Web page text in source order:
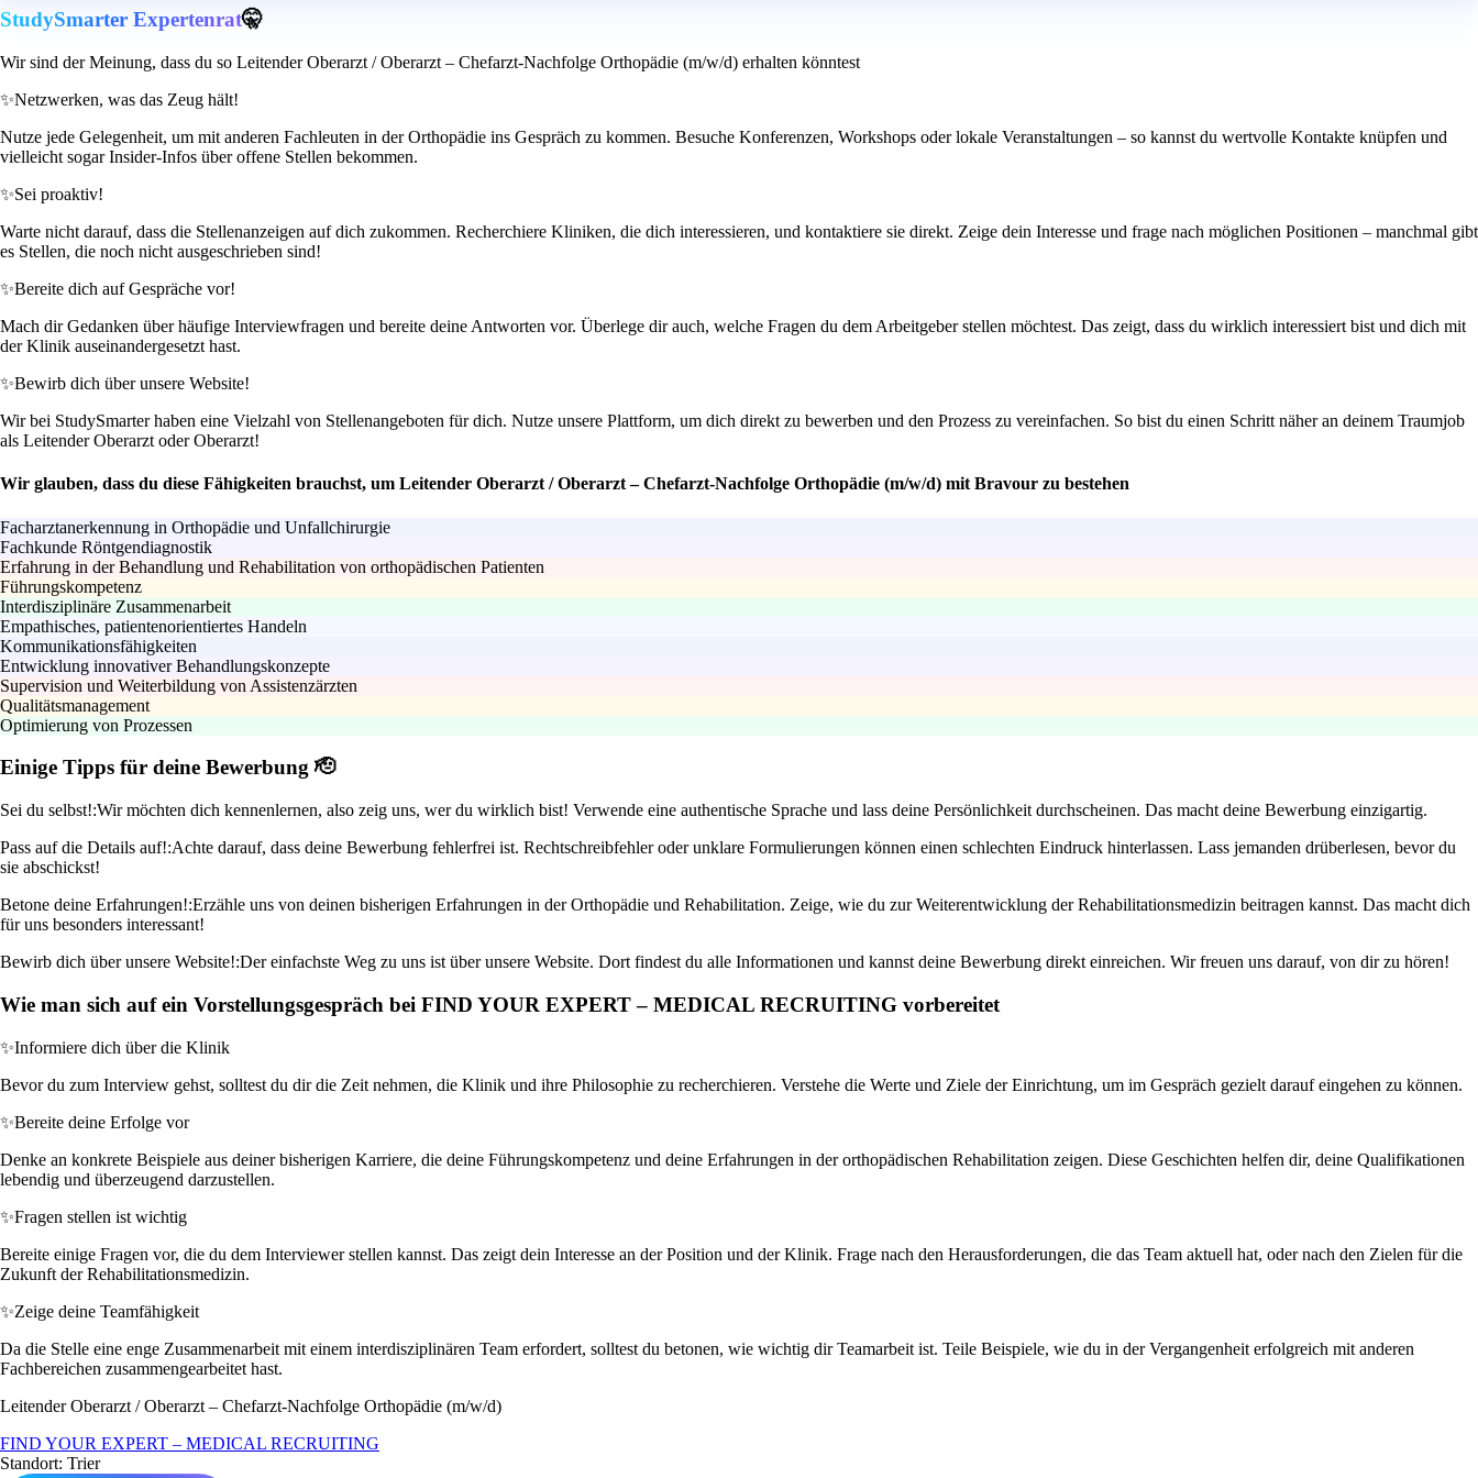
StudySmarter Expertenrat🤫
Wir sind der Meinung, dass du so Leitender Oberarzt / Oberarzt – Chefarzt-Nachfolge Orthopädie (m/w/d) erhalten könntest
✨Netzwerken, was das Zeug hält!
Nutze jede Gelegenheit, um mit anderen Fachleuten in der Orthopädie ins Gespräch zu kommen. Besuche Konferenzen, Workshops oder lokale Veranstaltungen – so kannst du wertvolle Kontakte knüpfen und
vielleicht sogar Insider-Infos über offene Stellen bekommen.
✨Sei proaktiv!
Warte nicht darauf, dass die Stellenanzeigen auf dich zukommen. Recherchiere Kliniken, die dich interessieren, und kontaktiere sie direkt. Zeige dein Interesse und frage nach möglichen Positionen – manchmal gibt
es Stellen, die noch nicht ausgeschrieben sind!
✨Bereite dich auf Gespräche vor!
Mach dir Gedanken über häufige Interviewfragen und bereite deine Antworten vor. Überlege dir auch, welche Fragen du dem Arbeitgeber stellen möchtest. Das zeigt, dass du wirklich interessiert bist und dich mit
der Klinik auseinandergesetzt hast.
✨Bewirb dich über unsere Website!
Wir bei StudySmarter haben eine Vielzahl von Stellenangeboten für dich. Nutze unsere Plattform, um dich direkt zu bewerben und den Prozess zu vereinfachen. So bist du einen Schritt näher an deinem Traumjob
als Leitender Oberarzt oder Oberarzt!
Wir glauben, dass du diese Fähigkeiten brauchst, um Leitender Oberarzt / Oberarzt – Chefarzt-Nachfolge Orthopädie (m/w/d) mit Bravour zu bestehen
Facharztanerkennung in Orthopädie und Unfallchirurgie
Fachkunde Röntgendiagnostik
Erfahrung in der Behandlung und Rehabilitation von orthopädischen Patienten
Führungskompetenz
Interdisziplinäre Zusammenarbeit
Empathisches, patientenorientiertes Handeln
Kommunikationsfähigkeiten
Entwicklung innovativer Behandlungskonzepte
Supervision und Weiterbildung von Assistenzärzten
Qualitätsmanagement
Optimierung von Prozessen
Einige Tipps für deine Bewerbung 🫡
Sei du selbst!:Wir möchten dich kennenlernen, also zeig uns, wer du wirklich bist! Verwende eine authentische Sprache und lass deine Persönlichkeit durchscheinen. Das macht deine Bewerbung einzigartig.
Pass auf die Details auf!:Achte darauf, dass deine Bewerbung fehlerfrei ist. Rechtschreibfehler oder unklare Formulierungen können einen schlechten Eindruck hinterlassen. Lass jemanden drüberlesen, bevor du
sie abschickst!
Betone deine Erfahrungen!:Erzähle uns von deinen bisherigen Erfahrungen in der Orthopädie und Rehabilitation. Zeige, wie du zur Weiterentwicklung der Rehabilitationsmedizin beitragen kannst. Das macht dich
für uns besonders interessant!
Bewirb dich über unsere Website!:Der einfachste Weg zu uns ist über unsere Website. Dort findest du alle Informationen und kannst deine Bewerbung direkt einreichen. Wir freuen uns darauf, von dir zu hören!
Wie man sich auf ein Vorstellungsgespräch bei FIND YOUR EXPERT – MEDICAL RECRUITING vorbereitet
✨Informiere dich über die Klinik
Bevor du zum Interview gehst, solltest du dir die Zeit nehmen, die Klinik und ihre Philosophie zu recherchieren. Verstehe die Werte und Ziele der Einrichtung, um im Gespräch gezielt darauf eingehen zu können.
✨Bereite deine Erfolge vor
Denke an konkrete Beispiele aus deiner bisherigen Karriere, die deine Führungskompetenz und deine Erfahrungen in der orthopädischen Rehabilitation zeigen. Diese Geschichten helfen dir, deine Qualifikationen
lebendig und überzeugend darzustellen.
✨Fragen stellen ist wichtig
Bereite einige Fragen vor, die du dem Interviewer stellen kannst. Das zeigt dein Interesse an der Position und der Klinik. Frage nach den Herausforderungen, die das Team aktuell hat, oder nach den Zielen für die
Zukunft der Rehabilitationsmedizin.
✨Zeige deine Teamfähigkeit
Da die Stelle eine enge Zusammenarbeit mit einem interdisziplinären Team erfordert, solltest du betonen, wie wichtig dir Teamarbeit ist. Teile Beispiele, wie du in der Vergangenheit erfolgreich mit anderen
Fachbereichen zusammengearbeitet hast.
Leitender Oberarzt / Oberarzt – Chefarzt-Nachfolge Orthopädie (m/w/d)
FIND YOUR EXPERT – MEDICAL RECRUITING
Standort: Trier